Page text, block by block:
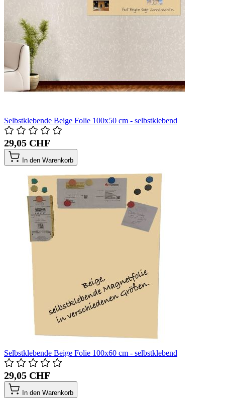
Selbstklebende Beige Folie 100x50 cm - selbstklebend
29,05 CHF
In den Warenkorb
Selbstklebende Beige Folie 100x60 cm - selbstklebend
29,05 CHF
In den Warenkorb